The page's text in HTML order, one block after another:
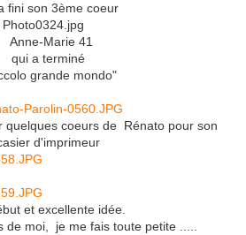
fini son 3ème coeur
Anne-Marie 41
qui a terminé
grande mondo"
quelques coeurs de Rénato pour son
d'imprimeur
et excellente idée.
de moi, je me fais toute petite .....